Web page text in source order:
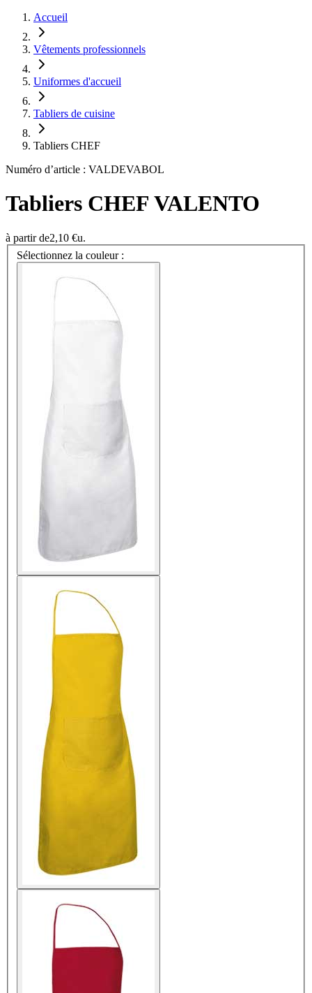
Accueil
Vêtements professionnels
Uniformes d'accueil
Tabliers de cuisine
Tabliers CHEF
Numéro d’article : VALDEVABOL
Tabliers CHEF VALENTO
à partir de2,10 €u.
Sélectionnez la couleur :